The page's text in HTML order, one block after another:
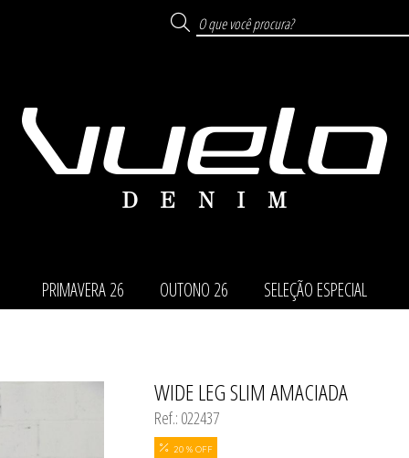
PRIMAVERA 26
TODOS DE
OUTONO 26
TODOS DE
SELEÇÃO ESPECIAL
TODOS DE SELEÇÃO
WIDE LEG SLIM AMACIADA
Ref.: 022437
20 % OFF